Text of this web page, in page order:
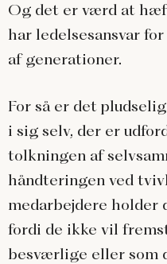
Og det er værd at
har ledelsesansvar
af generationer.
For så er det
i sig selv, der er
tolkningen af
håndteringen ved
medarbejdere holder
fordi de ikke vil
besværlige eller som